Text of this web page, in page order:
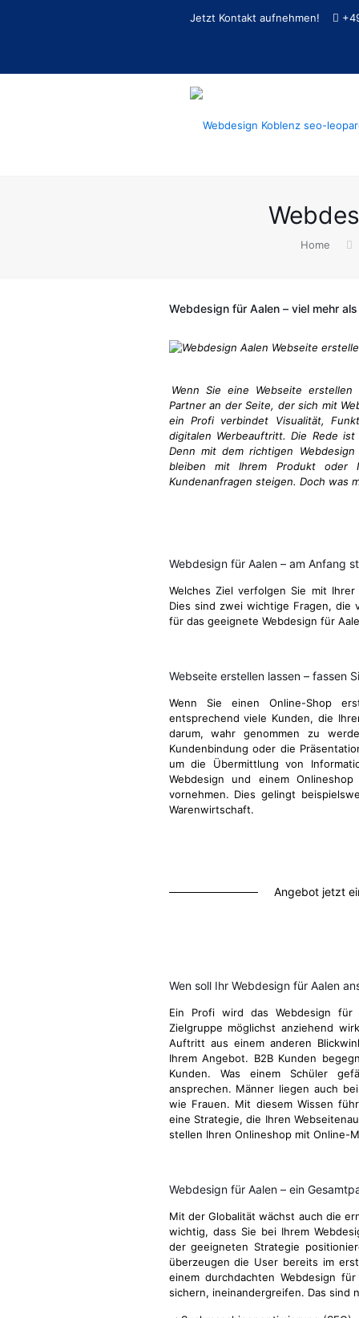
Jetzt Kontakt aufnehmen!
Home
Webdesign für Aalen – viel mehr
Wenn Sie eine Webseite
Partner an der Seite, der sich mit
ein Profi verbindet Visualität,
digitalen Werbeauftritt. Die Rede
Denn mit dem richtigen
bleiben mit Ihrem Produkt oder
Kundenanfragen steigen. Doch was
Webdesign für Aalen – am Anfang
Welches Ziel verfolgen Sie mit
Dies sind zwei wichtige Fragen, die
für das geeignete Webdesign für
Webseite erstellen lassen – fassen
Wenn Sie einen Online-Shop
entsprechend viele Kunden, die
darum, wahr genommen zu
Kundenbindung oder die
um die Übermittlung von
Webdesign und einem
vornehmen. Dies gelingt
Warenwirtschaft.
Angebot jetzt
Wen soll Ihr Webdesign für Aalen
Ein Profi wird das Webdesign
Zielgruppe möglichst anziehend
Auftritt aus einem anderen
Ihrem Angebot. B2B Kunden
Kunden. Was einem Schüler
ansprechen. Männer liegen auch
wie Frauen. Mit diesem Wissen
eine Strategie, die Ihren
stellen Ihren Onlineshop mit Online-
Webdesign für Aalen – ein
Mit der Globalität wächst auch die
wichtig, dass Sie bei Ihrem
der geeigneten Strategie
überzeugen die User bereits im
einem durchdachten Webdesign
sichern, ineinandergreifen. Das sind